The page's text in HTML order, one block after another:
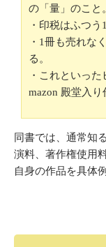
の「量」のこと。
・印税はふつ
・1冊も売れな
る。
・これといっ
mazon 殿堂入
同書では、通常知
演料、著作権使用
自身の作品を具体